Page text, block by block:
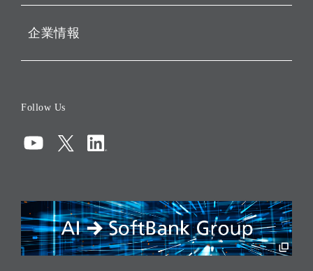
企業情報
コンプライアンス
リスクマネジメント
税務に対する取り組み
採用情報
Follow Us